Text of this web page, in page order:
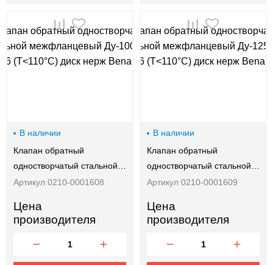
В наличии
Клапан обратный
одностворчатый стальной…
Артикул 0210-0001608
Цена
производителя
В наличии
Клапан обратный
одностворчатый стальной…
Артикул 0210-0001609
Цена
производителя